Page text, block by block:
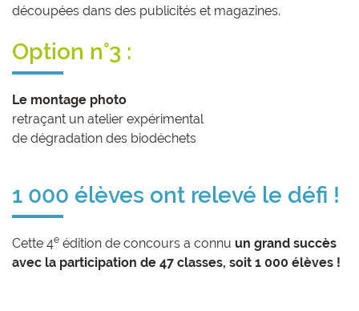
découpées dans des publicités et magazines.
Option n°3 :
Le montage photo
retraçant un atelier expérimental
de dégradation des biodéchets
1 000 élèves ont relevé le défi !
Cette 4e édition de concours a connu un grand succès
avec la participation de 47 classes, soit 1 000 élèves !